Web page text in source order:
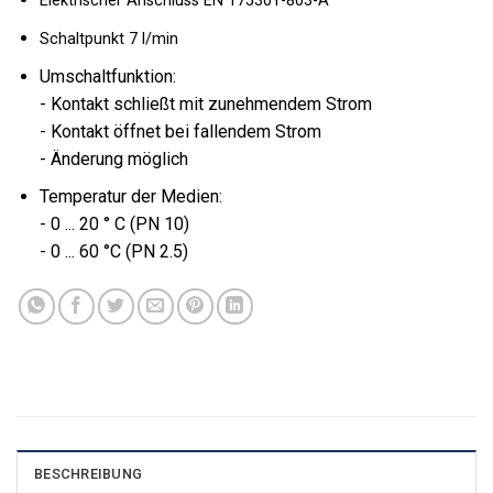
Schaltpunkt 7 l/min
Umschaltfunktion:
- Kontakt schließt mit zunehmendem Strom
- Kontakt öffnet bei fallendem Strom
- Änderung möglich
Temperatur der Medien:
- 0 ... 20 ° C (PN 10)
- 0 ... 60 °C (PN 2.5)
BESCHREIBUNG